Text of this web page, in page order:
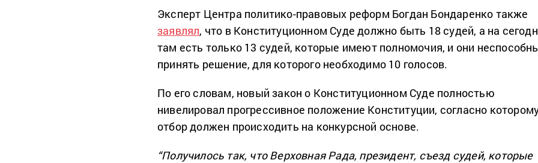
Эксперт Центра политико-правовых реформ Богдан Бондаренко также
заявлял, что в Конституционном Суде должно быть 18 судей, а на
там есть только 13 судей, которые имеют полномочия, и они
принять решение, для которого необходимо 10 голосов.
По его словам, новый закон о Конституционном Суде полностью
нивелировал прогрессивное положение Конституции, согласно
отбор должен происходить на конкурсной основе.
“Получилось так, что Верховная Рада, президент, съезд судей, которые